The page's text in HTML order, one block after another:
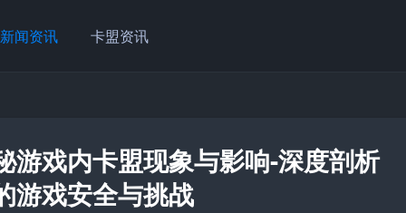
新闻资讯 卡盟资讯
游戏内卡盟现象与影响-深度剖析
游戏安全与挑战